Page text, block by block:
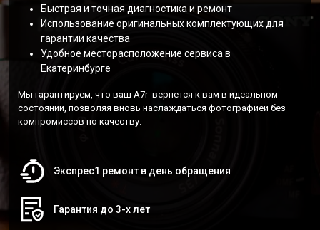
Быстрая и точная диагностика и ремонт
Использование оригинальных комплектующих для
гарантии качества
Удобное месторасположение сервиса в
Екатеринбурге
Мы гарантируем, что ваш A7r вернется к вам в идеальном
состоянии, позволяя вновь наслаждаться фотографией без
компромиссов по качеству.
Экспрес1 ремонт в день обращения
Гарантия до 3-х лет